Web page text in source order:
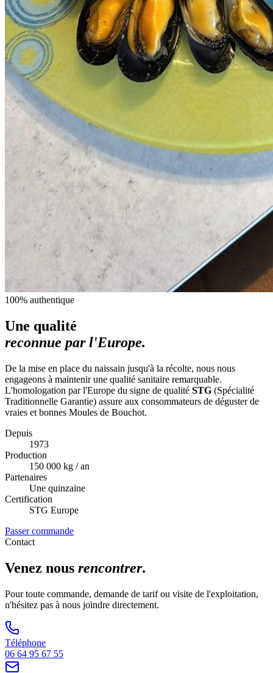
100% authentique
Une qualité
reconnue par l'Europe.
De la mise en place du naissain jusqu'à la récolte, nous nous
engageons à maintenir une qualité sanitaire remarquable.
L'homologation par l'Europe du signe de qualité STG (Spécialité
Traditionnelle Garantie) assure aux consommateurs de déguster de
vraies et bonnes Moules de Bouchot.
Depuis
1973
Production
150 000 kg / an
Partenaires
Une quinzaine
Certification
STG Europe
Passer commande
Contact
Venez nous rencontrer.
Pour toute commande, demande de tarif ou visite de l'exploitation,
n'hésitez pas à nous joindre directement.
Téléphone
06 64 95 67 55